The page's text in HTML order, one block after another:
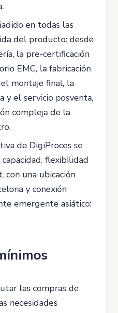
en todas las
del producto: desde
la pre-certificación
EMC, la fabricación
montaje final, la
y el servicio posventa,
compleja de la
de DigiProces se
flexibilidad
con una ubicación
y conexión
emergente asiático:
las compras de
necesidades